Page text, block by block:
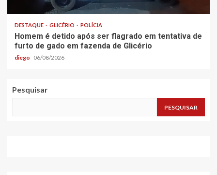
DESTAQUE GLICÉRIO POLÍCIA
Homem é detido após ser flagrado em tentativa de
furto de gado em fazenda de Glicério
diego 06/08/2026
Pesquisar
PESQUISAR